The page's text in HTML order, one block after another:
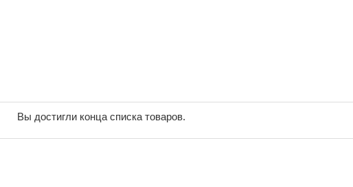
Вы достигли конца списка товаров.